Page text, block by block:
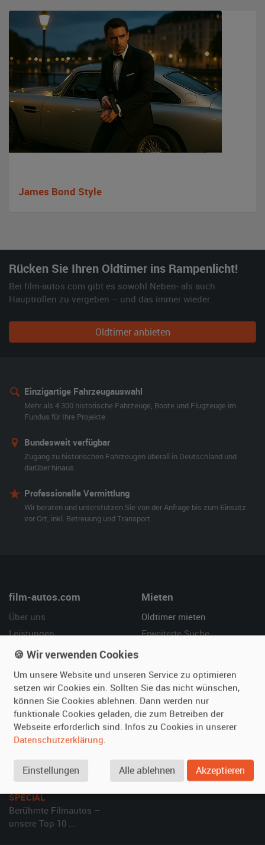
James Bond Style
Rücken Sie Ihren Oldtimer ins Rampenlicht!
Bei film-autos.com gibt es sowohl Neben- als auch
Hauptrollen zu vergeben – und das immer wieder.
Oldtimer anbieten
Einzigartige Fahrzeugauswahl
Mehr als 4.300 historische Fahrzeuge, Boote und Flugzeuge im
Fundus für Ihre Projekte.
Bundesweit verfügbar
Zugang zu historischen Fahrzeugen überall in Deutschland und
darüber hinaus.
Professionelle Vermittlung
Wir beraten und unterstützen Sie von der Anfrage bis zum Einsatz
vor Ort, inkl. Betreuung und Transport.
film-autos.com
Über uns
Leistungen
Referenzen
Mieten
Oldtimer mieten
Erweiterte Suche
Vermieten
Oldtimer anmelden
Fotos senden
Inserat verwalten
Hilfe
Häufige Fragen (FAQ)
So funktioniert's
SPECIAL
Berühmte Filmautos –
unsere Top 10 ...
🍪 Wir verwenden Cookies
Um unsere Website und unseren Service zu optimieren
setzen wir Cookies ein. Sollten Sie das nicht wünschen,
können Sie Cookies ablehnen. Dann werden nur
funktionale Cookies geladen, die zum Betreiben der
Webseite erforderlich sind. Infos zu Cookies in unserer
Datenschutzerklärung.
Einstellungen Alle ablehnen Akzeptieren